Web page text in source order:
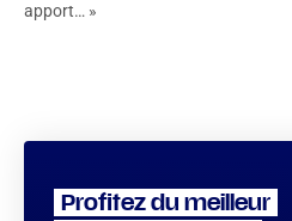
apport… »
Profitez du meilleur